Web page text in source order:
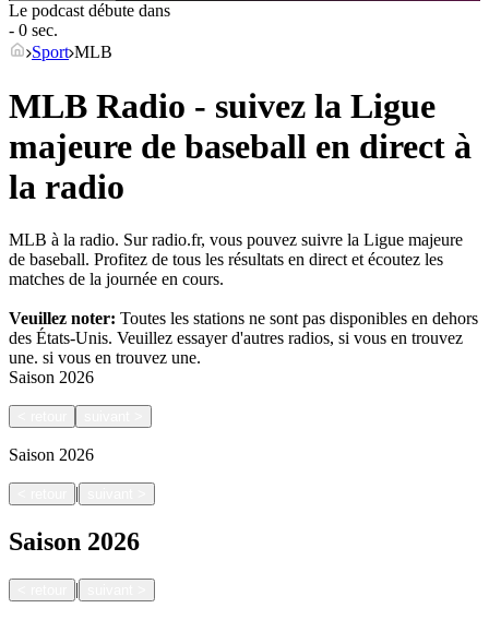
Le podcast débute dans
- 0 sec.
Sport MLB
MLB Radio - suivez la Ligue
majeure de baseball en direct à
la radio
MLB à la radio. Sur radio.fr, vous pouvez suivre la Ligue majeure
de baseball. Profitez de tous les résultats en direct et écoutez les
matches de la journée en cours.
Veuillez noter: Toutes les stations ne sont pas disponibles en dehors
des États-Unis. Veuillez essayer d'autres radios, si vous en trouvez
une. si vous en trouvez une.
Saison 2026
Saison 2026
|
Saison 2026
|